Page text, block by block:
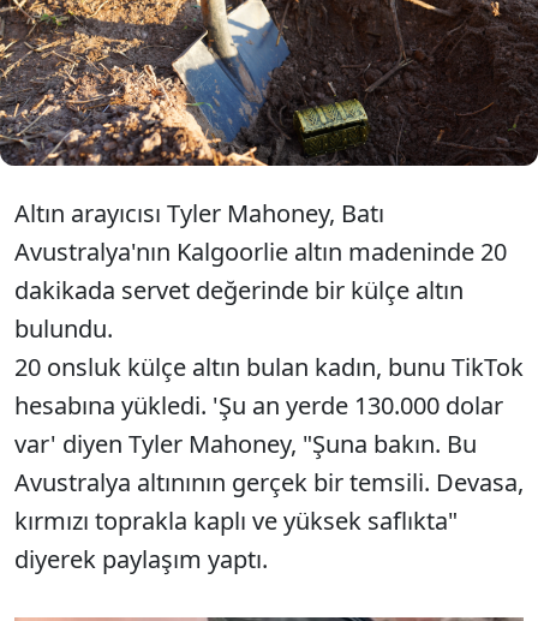
arazide 130 bin dolar yani 5 milyon
TL değerinde bir külçe altın keşfetti.
Altın arayıcısı Tyler Mahoney, Batı
Avustralya'nın Kalgoorlie altın madeninde 20
dakikada servet değerinde bir külçe altın
bulundu.
20 onsluk külçe altın bulan kadın, bunu TikTok
hesabına yükledi. 'Şu an yerde 130.000 dolar
var' diyen Tyler Mahoney, "Şuna bakın. Bu
Avustralya altınının gerçek bir temsili. Devasa,
kırmızı toprakla kaplı ve yüksek saflıkta"
diyerek paylaşım yaptı.